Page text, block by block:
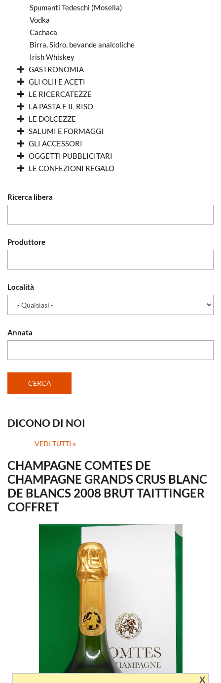
Spumanti Tedeschi (Mosella)
Vodka
Cachaca
Birra, Sidro, bevande analcoliche
Irish Whiskey
GASTRONOMIA
GLI OLII E ACETI
LE RICERCATEZZE
LA PASTA E IL RISO
LE DOLCEZZE
SALUMI E FORMAGGI
GLI ACCESSORI
OGGETTI PUBBLICITARI
LE CONFEZIONI REGALO
Ricerca libera
Produttore
Località
Annata
DICONO DI NOI
VEDI TUTTI
CHAMPAGNE COMTES DE
CHAMPAGNE GRANDS CRUS BLANC
DE BLANCS 2008 BRUT TAITTINGER
COFFRET
X